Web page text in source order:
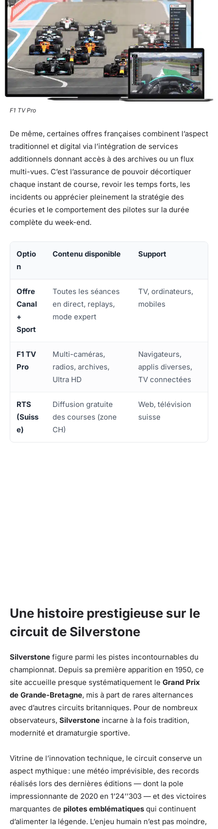
F1 TV Pro
De même, certaines offres françaises combinent l’aspect
traditionnel et digital via l’intégration de services
additionnels donnant accès à des archives ou un flux
multi-vues. C’est l’assurance de pouvoir décortiquer
chaque instant de course, revoir les temps forts, les
incidents ou apprécier pleinement la stratégie des
écuries et le comportement des pilotes sur la durée
complète du week-end.
Optio
n
Contenu disponible Support
Offre
Canal
+
Sport
Toutes les séances
en direct, replays,
mode expert
TV, ordinateurs,
mobiles
F1 TV
Pro
Multi-caméras,
radios, archives,
Ultra HD
Navigateurs,
applis diverses,
TV connectées
RTS
(Suiss
e)
Diffusion gratuite
des courses (zone
CH)
Web, télévision
suisse
Une histoire prestigieuse sur le
circuit de Silverstone
Silverstone figure parmi les pistes incontournables du
championnat. Depuis sa première apparition en 1950, ce
site accueille presque systématiquement le Grand Prix
de Grande-Bretagne, mis à part de rares alternances
avec d’autres circuits britanniques. Pour de nombreux
observateurs, Silverstone incarne à la fois tradition,
modernité et dramaturgie sportive.
Vitrine de l’innovation technique, le circuit conserve un
aspect mythique : une météo imprévisible, des records
réalisés lors des dernières éditions — dont la pole
impressionnante de 2020 en 1’24’’303 — et des victoires
marquantes de pilotes emblématiques qui continuent
d’alimenter la légende. L’enjeu humain n’est pas moindre,